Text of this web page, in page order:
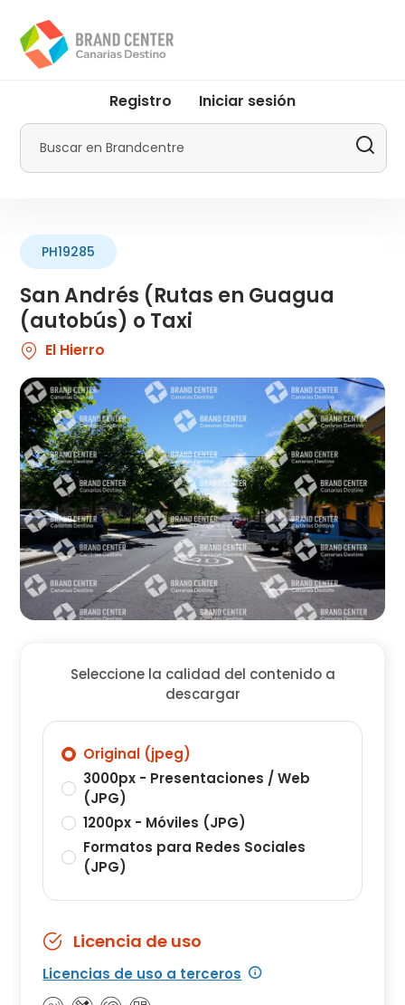
contenido
principal
menu
Promotur
Registro Iniciar sesión
Buscar
San Andrés (Rutas en Guagua
(autobús) o Taxi
PH19285
El Hierro
Seleccione la calidad del contenido a
descargar
Original (jpeg)
3000px - Presentaciones / Web
(JPG)
1200px - Móviles (JPG)
Formatos para Redes Sociales
(JPG)
Licencia de uso
Licencias de uso a terceros